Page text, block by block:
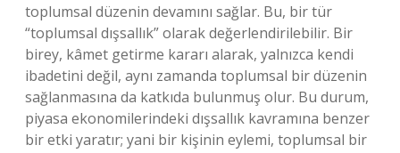
toplumsal düzenin devamını sağlar. Bu, bir tür
“toplumsal dışsallık” olarak değerlendirilebilir. Bir
birey, kâmet getirme kararı alarak, yalnızca kendi
ibadetini değil, aynı zamanda toplumsal bir düzenin
sağlanmasına da katkıda bulunmuş olur. Bu durum,
piyasa ekonomilerindeki dışsallık kavramına benzer
bir etki yaratır; yani bir kişinin eylemi, toplumsal bir